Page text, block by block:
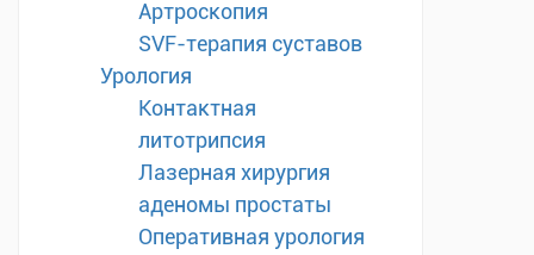
Артроскопия
SVF-терапия суставов
Урология
Контактная
литотрипсия
Лазерная хирургия
аденомы простаты
Оперативная урология